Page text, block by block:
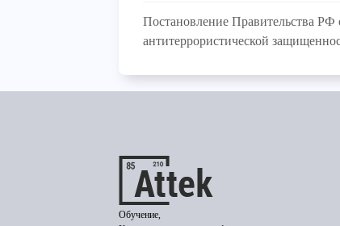
Постановление Правительства РФ
антитеррористической
Обучение,